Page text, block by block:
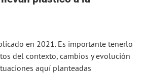
en 2021. Es importante tenerlo
del contexto, cambios y evolución
aquí planteadas